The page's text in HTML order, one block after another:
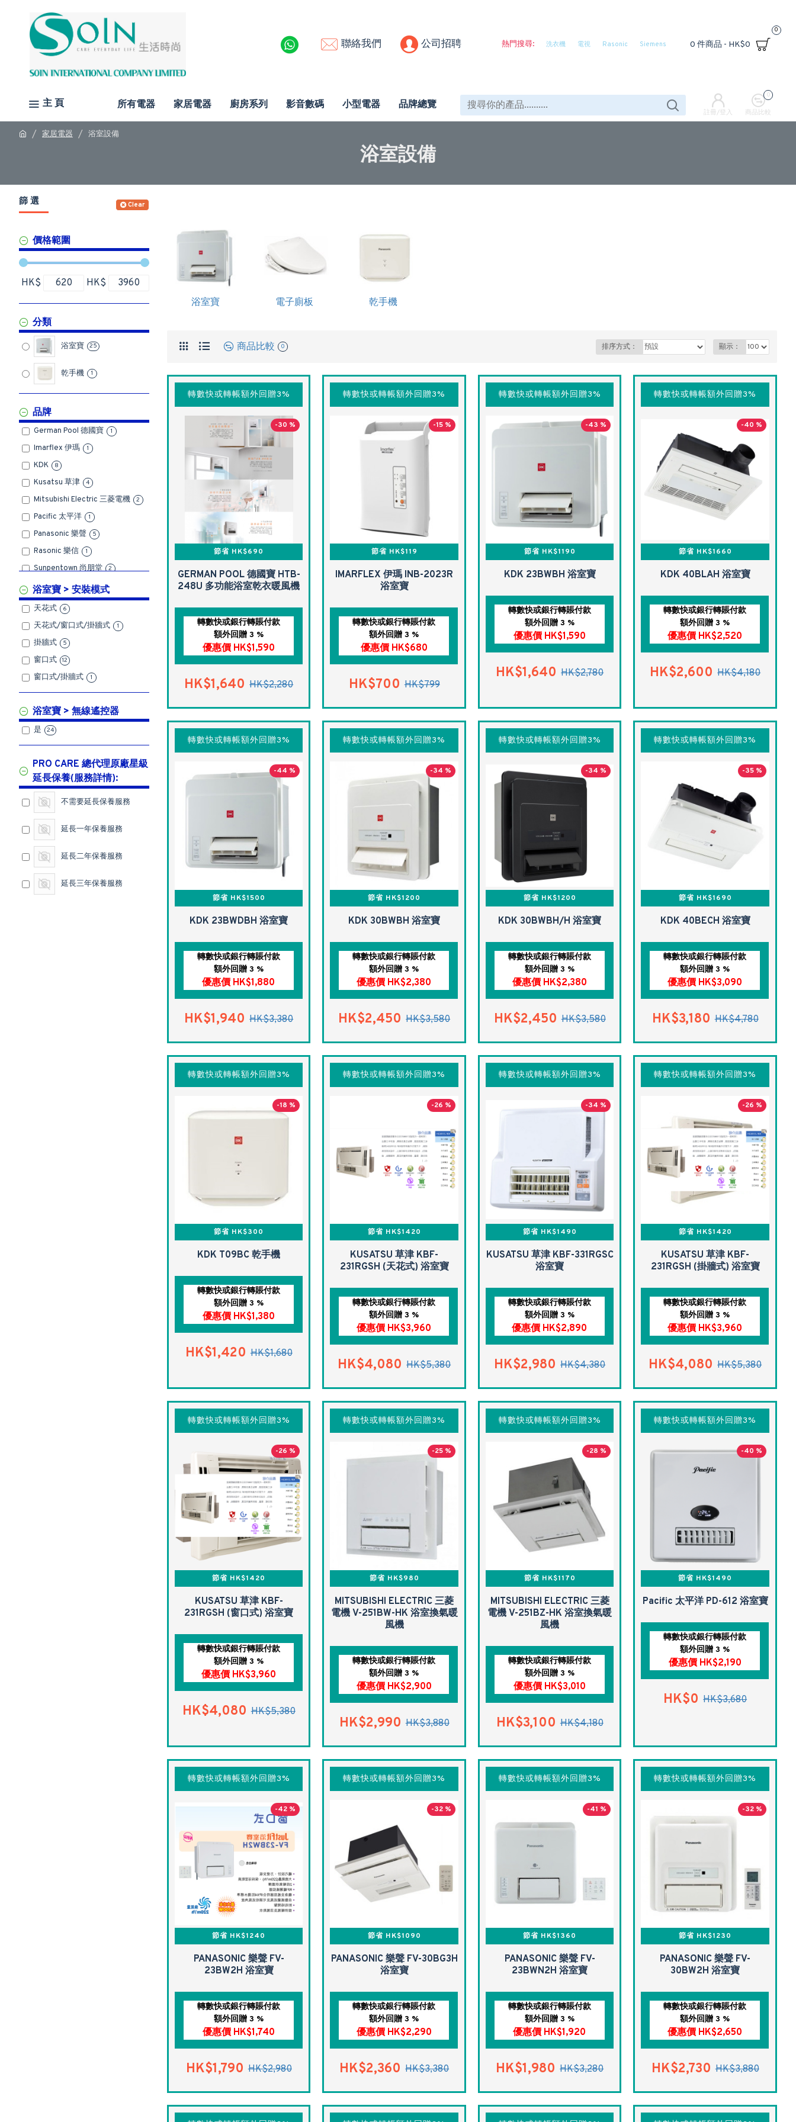
聯絡我們 公司招聘 熱門搜尋: 洗衣機 電視 Rasonic Siemens 0 件商品 - HK$0
0
主 頁 所有電器 家居電器 廚房系列 影音數碼 小型電器 品牌總覽
註冊/登入 商品比較
0
家居電器 浴室設備
浴室設備
篩 選 Clear
價格範圍
HK$ HK$
分類
浴室寶 25
乾手機 1
品牌
German Pool 德國寶 1
Imarflex 伊瑪 1
KDK 8
Kusatsu 草津 4
Mitsubishi Electric 三菱電機 2
Pacific 太平洋 1
Panasonic 樂聲 5
Rasonic 樂信 1
Sunpentown 尚朋堂 2
Zanussi 金章 1
浴室寶 > 安裝模式
天花式 6
天花式/窗口式/掛牆式 1
掛牆式 5
窗口式 12
窗口式/掛牆式 1
浴室寶 > 無線遙控器
是 24
PRO CARE 總代理原廠星級
延長保養(服務詳情):
不需要延長保養服務
延長一年保養服務
延長二年保養服務
延長三年保養服務
浴室寶 電子廁板 乾手機
商品比較 0 排序方式： 顯示：
轉數快或轉帳額外回贈3%
-30 %
節省 HK$690
GERMAN POOL 德國寶 HTB-
248U 多功能浴室乾衣暖風機
轉數快或銀行轉賬付款
額外回贈 3 %
優惠價 HK$1,590
HK$1,640 HK$2,280
轉數快或轉帳額外回贈3%
-15 %
節省 HK$119
IMARFLEX 伊瑪 INB-2023R
浴室寶
轉數快或銀行轉賬付款
額外回贈 3 %
優惠價 HK$680
HK$700 HK$799
轉數快或轉帳額外回贈3%
-43 %
節省 HK$1190
KDK 23BWBH 浴室寶
轉數快或銀行轉賬付款
額外回贈 3 %
優惠價 HK$1,590
HK$1,640 HK$2,780
轉數快或轉帳額外回贈3%
-40 %
節省 HK$1660
KDK 40BLAH 浴室寶
轉數快或銀行轉賬付款
額外回贈 3 %
優惠價 HK$2,520
HK$2,600 HK$4,180
轉數快或轉帳額外回贈3%
-44 %
節省 HK$1500
KDK 23BWDBH 浴室寶
轉數快或銀行轉賬付款
額外回贈 3 %
優惠價 HK$1,880
HK$1,940 HK$3,380
轉數快或轉帳額外回贈3%
-34 %
節省 HK$1200
KDK 30BWBH 浴室寶
轉數快或銀行轉賬付款
額外回贈 3 %
優惠價 HK$2,380
HK$2,450 HK$3,580
轉數快或轉帳額外回贈3%
-34 %
節省 HK$1200
KDK 30BWBH/H 浴室寶
轉數快或銀行轉賬付款
額外回贈 3 %
優惠價 HK$2,380
HK$2,450 HK$3,580
轉數快或轉帳額外回贈3%
-35 %
節省 HK$1690
KDK 40BECH 浴室寶
轉數快或銀行轉賬付款
額外回贈 3 %
優惠價 HK$3,090
HK$3,180 HK$4,780
轉數快或轉帳額外回贈3%
-18 %
節省 HK$300
KDK T09BC 乾手機
轉數快或銀行轉賬付款
額外回贈 3 %
優惠價 HK$1,380
HK$1,420 HK$1,680
轉數快或轉帳額外回贈3%
-26 %
節省 HK$1420
KUSATSU 草津 KBF-
231RGSH (天花式) 浴室寶
轉數快或銀行轉賬付款
額外回贈 3 %
優惠價 HK$3,960
HK$4,080 HK$5,380
轉數快或轉帳額外回贈3%
-34 %
節省 HK$1490
KUSATSU 草津 KBF-331RGSC
浴室寶
轉數快或銀行轉賬付款
額外回贈 3 %
優惠價 HK$2,890
HK$2,980 HK$4,380
轉數快或轉帳額外回贈3%
-26 %
節省 HK$1420
KUSATSU 草津 KBF-
231RGSH (掛牆式) 浴室寶
轉數快或銀行轉賬付款
額外回贈 3 %
優惠價 HK$3,960
HK$4,080 HK$5,380
轉數快或轉帳額外回贈3%
-26 %
節省 HK$1420
KUSATSU 草津 KBF-
231RGSH (窗口式) 浴室寶
轉數快或銀行轉賬付款
額外回贈 3 %
優惠價 HK$3,960
HK$4,080 HK$5,380
轉數快或轉帳額外回贈3%
-25 %
節省 HK$980
MITSUBISHI ELECTRIC 三菱
電機 V-251BW-HK 浴室換氣暖
風機
轉數快或銀行轉賬付款
額外回贈 3 %
優惠價 HK$2,900
HK$2,990 HK$3,880
轉數快或轉帳額外回贈3%
-28 %
節省 HK$1170
MITSUBISHI ELECTRIC 三菱
電機 V-251BZ-HK 浴室換氣暖
風機
轉數快或銀行轉賬付款
額外回贈 3 %
優惠價 HK$3,010
HK$3,100 HK$4,180
轉數快或轉帳額外回贈3%
-40 %
節省 HK$1490
Pacific 太平洋 PD-612 浴室寶
轉數快或銀行轉賬付款
額外回贈 3 %
優惠價 HK$2,190
HK$0 HK$3,680
轉數快或轉帳額外回贈3%
-42 %
節省 HK$1240
PANASONIC 樂聲 FV-
23BW2H 浴室寶
轉數快或銀行轉賬付款
額外回贈 3 %
優惠價 HK$1,740
HK$1,790 HK$2,980
轉數快或轉帳額外回贈3%
-32 %
節省 HK$1090
PANASONIC 樂聲 FV-30BG3H
浴室寶
轉數快或銀行轉賬付款
額外回贈 3 %
優惠價 HK$2,290
HK$2,360 HK$3,380
轉數快或轉帳額外回贈3%
-41 %
節省 HK$1360
PANASONIC 樂聲 FV-
23BWN2H 浴室寶
轉數快或銀行轉賬付款
額外回贈 3 %
優惠價 HK$1,920
HK$1,980 HK$3,280
轉數快或轉帳額外回贈3%
-32 %
節省 HK$1230
PANASONIC 樂聲 FV-
30BW2H 浴室寶
轉數快或銀行轉賬付款
額外回贈 3 %
優惠價 HK$2,650
HK$2,730 HK$3,880